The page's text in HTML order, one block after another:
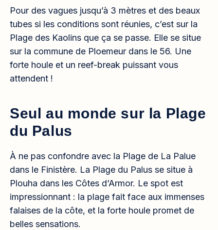
Pour des vagues jusqu’à 3 mètres et des beaux
tubes si les conditions sont réunies, c’est sur la
Plage des Kaolins que ça se passe. Elle se situe
sur la commune de Ploemeur dans le 56. Une
forte houle et un reef-break puissant vous
attendent !
Seul au monde sur la Plage
du Palus
À ne pas confondre avec la Plage de La Palue
dans le Finistère. La Plage du Palus se situe à
Plouha dans les Côtes d’Armor. Le spot est
impressionnant : la plage fait face aux immenses
falaises de la côte, et la forte houle promet de
belles sensations.